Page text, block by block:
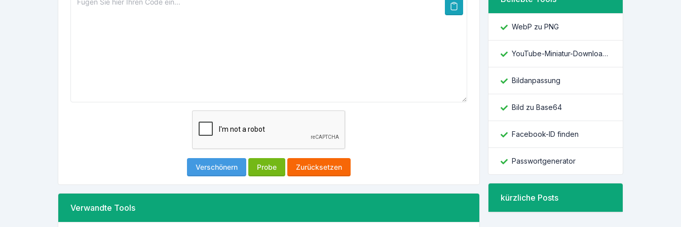
Verschönern Probe Zurücksetzen
Verwandte Tools
WebP zu PNG
YouTube-Miniatur-Downloader
Bildanpassung
Bild zu Base64
Facebook-ID finden
Passwortgenerator
kürzliche Posts